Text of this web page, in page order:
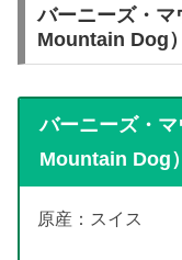
バーニーズ・
Mountain Dog）
バーニーズ・
Mountain Dog）
原産：スイス